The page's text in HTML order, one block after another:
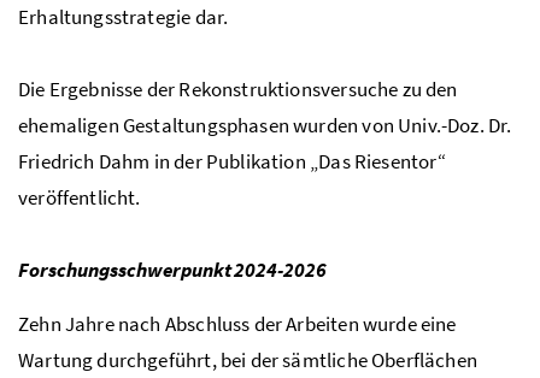
Erhaltungsstrategie dar.
Die Ergebnisse der Rekonstruktionsversuche zu den
ehemaligen Gestaltungsphasen wurden von Univ.-Doz. Dr.
Friedrich Dahm in der Publikation „Das Riesentor“
veröffentlicht.
Forschungsschwerpunkt 2024-2026
Zehn Jahre nach Abschluss der Arbeiten wurde eine
Wartung durchgeführt, bei der sämtliche Oberflächen